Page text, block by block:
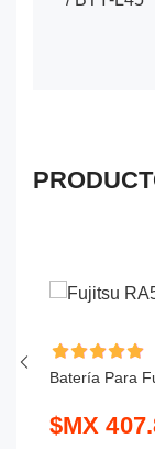
Batería Para
$MX